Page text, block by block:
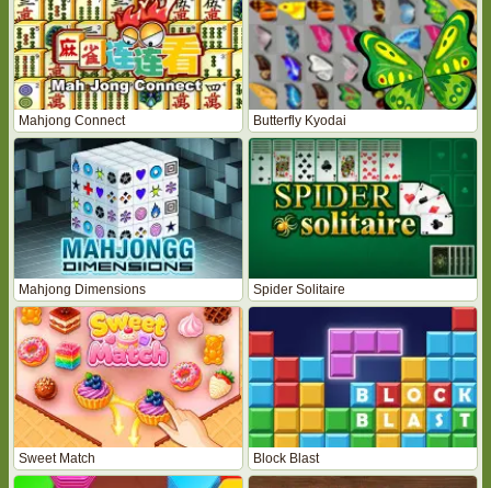
Mahjong Connect Butterfly Kyodai
Mahjong Dimensions Spider Solitaire
Sweet Match Block Blast